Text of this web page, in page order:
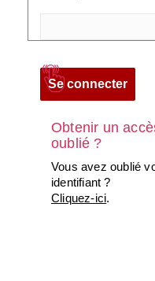
Obtenir un
oublié ?
Vous avez oublié
identifiant ?
Cliquez-ici.